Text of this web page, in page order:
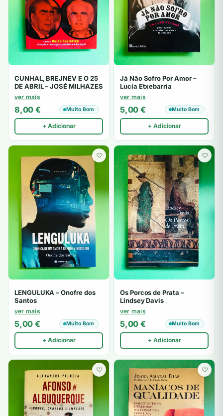
CUNHAL, BREJNEV E O 25
DE ABRIL – JOSÉ MILHAZES
ver mais
8,00 € Muito Bom
+ Adicionar
Já Não Sofro Por Amor –
Lucía Etxebarría
ver mais
5,00 € Muito Bom
+ Adicionar
♡
LENGULUKA – Onofre dos
Santos
ver mais
5,00 € Muito Bom
+ Adicionar
♡
Os Porcos de Prata –
Lindsey Davis
ver mais
5,00 € Muito Bom
+ Adicionar
♡ ♡